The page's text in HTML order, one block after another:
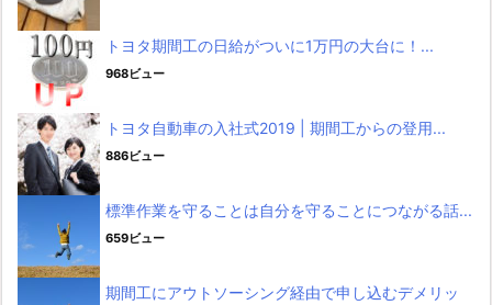
トヨタ期間工の日給がついに1万円の大台に！...
968ビュー
トヨタ自動車の入社式2019 | 期間工からの登用...
886ビュー
標準作業を守ることは自分を守ることにつながる話...
659ビュー
期間工にアウトソーシング経由で申し込むデメリッ